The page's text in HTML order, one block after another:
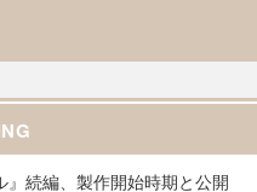
』続編、製作開始時期と公開